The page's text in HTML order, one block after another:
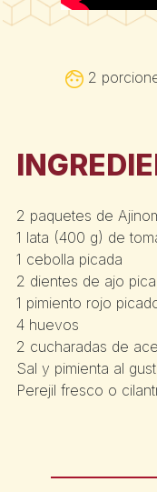
2
2 paquetes de
1 lata (400 g) de
1 cebolla picada
2 dientes de ajo
1 pimiento rojo
4 huevos
2 cucharadas de
Sal y pimienta al
Perejil fresco o